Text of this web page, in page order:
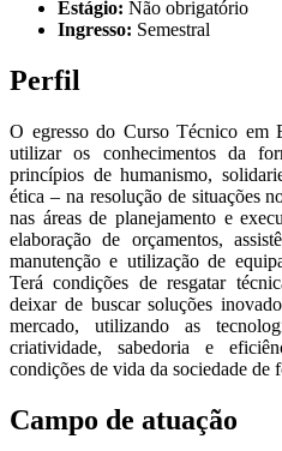
Estágio: Não obrigatório
Ingresso: Semestral
Perfil
O egresso do Curso Técnico em
utilizar os conhecimentos da
princípios de humanismo,
ética – na resolução de situações
nas áreas de planejamento e
elaboração de orçamentos,
manutenção e utilização de
Terá condições de resgatar
deixar de buscar soluções
mercado, utilizando as
criatividade, sabedoria e
condições de vida da sociedade de
Campo de atuação